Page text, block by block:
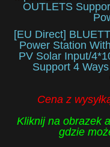
[EU Direct]
Power Station
PV Solar Input/
Support 4
Cena z
Kliknij na obrazek
gdzie